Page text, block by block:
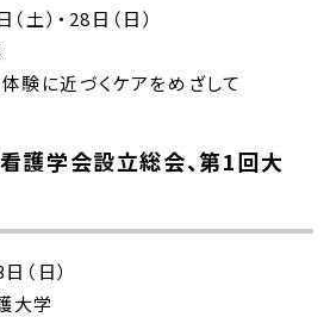
土）・28日（日）
体験に近づくケアをめざして
護学会設立総会、第1回大
（日）
大学